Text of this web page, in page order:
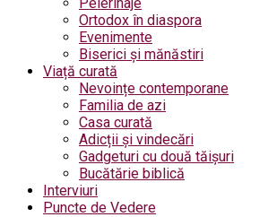
Ortodox în diaspora
Evenimente
Biserici și mănăstiri
Viață curată
Nevoințe contemporane
Familia de azi
Casa curată
Adicții și vindecări
Gadgeturi cu două tăișuri
Bucătărie biblică
Interviuri
Puncte de Vedere